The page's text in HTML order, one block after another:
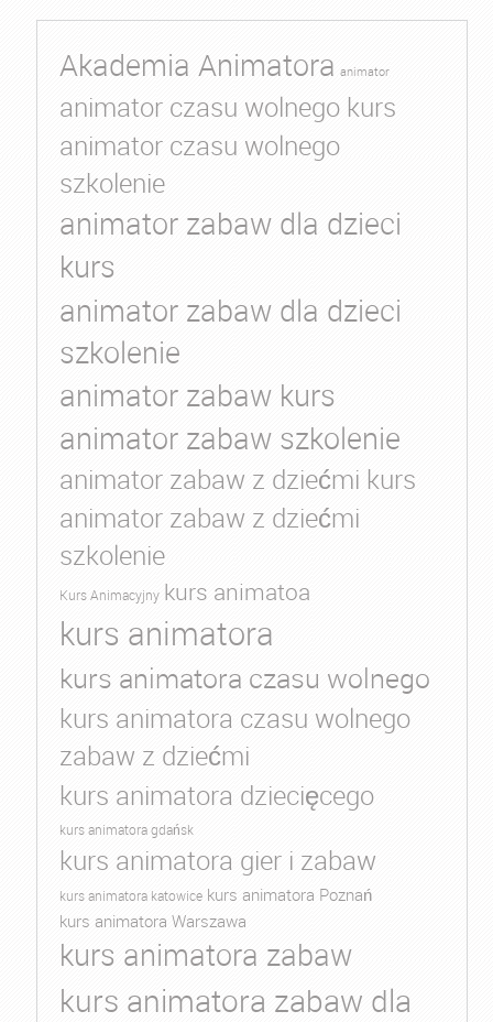
Akademia Animatora animator
animator czasu wolnego kurs
animator czasu wolnego
szkolenie
animator zabaw dla dzieci
kurs
animator zabaw dla dzieci
szkolenie
animator zabaw kurs
animator zabaw szkolenie
animator zabaw z dziećmi kurs
animator zabaw z dziećmi
szkolenie
Kurs Animacyjny kurs animatoa
kurs animatora
kurs animatora czasu wolnego
kurs animatora czasu wolnego
zabaw z dziećmi
kurs animatora dziecięcego
kurs animatora gdańsk
kurs animatora gier i zabaw
kurs animatora katowice kurs animatora Poznań
kurs animatora Warszawa
kurs animatora zabaw
kurs animatora zabaw dla